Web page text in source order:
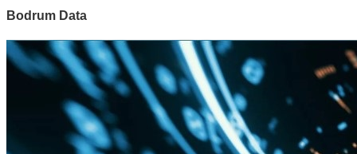
Bodrum Data